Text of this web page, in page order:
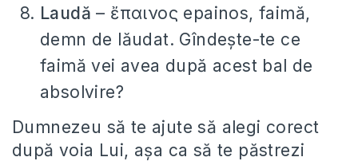
Laudă – ἔπαινος epainos, faimă,
demn de lăudat. Gîndește-te ce
faimă vei avea după acest bal de
absolvire?
Dumnezeu să te ajute să alegi corect
după voia Lui, așa ca să te păstrezi